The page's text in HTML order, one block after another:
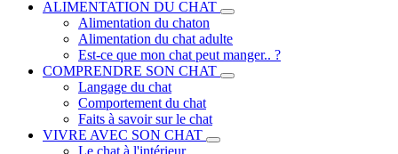
ALIMENTATION DU CHAT
Alimentation du chaton
Alimentation du chat adulte
Est-ce que mon chat peut manger.. ?
COMPRENDRE SON CHAT
Langage du chat
Comportement du chat
Faits à savoir sur le chat
VIVRE AVEC SON CHAT
Le chat à l'intérieur